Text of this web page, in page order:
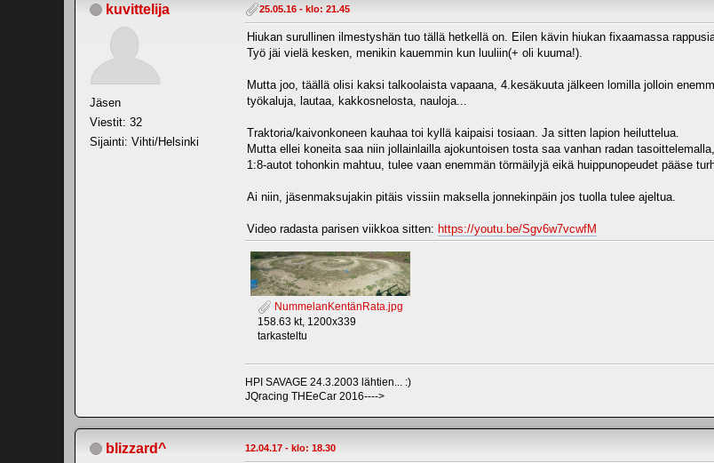
kuvittelija
Jäsen
Viestit: 32
Sijainti: Vihti/Helsinki
25.05.16 - klo: 21.45
Hiukan surullinen ilmestyshän tuo tällä hetkellä on. Eilen kävin hiukan fixaamassa
Työ jäi vielä kesken, menikin kauemmin kun luuliin(+ oli kuuma!).
Mutta joo, täällä olisi kaksi talkoolaista vapaana, 4.kesäkuuta jälkeen lomilla jolloin
työkaluja, lautaa, kakkosnelosta, nauloja...
Traktoria/kaivonkoneen kauhaa toi kyllä kaipaisi tosiaan. Ja sitten lapion heiluttelua.
Mutta ellei koneita saa niin jollainlailla ajokuntoisen tosta saa vanhan radan
1:8-autot tohonkin mahtuu, tulee vaan enemmän törmäilyjä eikä huippunopeudet pääse
Ai niin, jäsenmaksujakin pitäis vissiin maksella jonnekinpäin jos tuolla tulee ajeltua.
Video radasta parisen viikkoa sitten: https://youtu.be/Sgv6w7vcwfM
NummelanKentänRata.jpg
158.63 kt, 1200x339
tarkasteltu
HPI SAVAGE 24.3.2003 lähtien... :)
JQracing THEeCar 2016---->
blizzard^ 12.04.17 - klo: 18.30